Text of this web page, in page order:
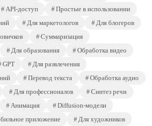
API-доступ
Простые в использовании
Для маркетологов
Для блогеров
Суммаризация
Для образования
Обработка видео
GPT
Для развлечения
Перевод текста
Обработка аудио
Для профессионалов
Синтез речи
Анимация
Diffusion-модели
приложение
Для художников